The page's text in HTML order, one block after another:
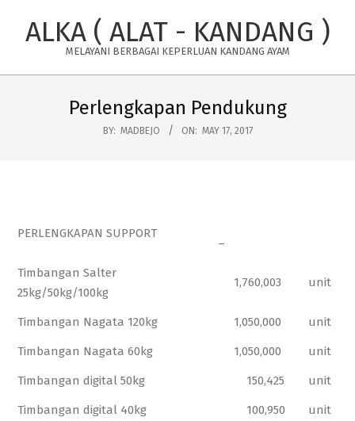
ALKA ( ALAT - KANDANG )
MELAYANI BERBAGAI KEPERLUAN KANDANG AYAM
Perlengkapan Pendukung
BY: MADBEJO ON: MAY 17, 2017
PERLENGKAPAN SUPPORT
–
Timbangan Salter
25kg/50kg/100kg
1,760,003 unit
Timbangan Nagata 120kg 1,050,000 unit
Timbangan Nagata 60kg 1,050,000 unit
Timbangan digital 50kg 150,425 unit
Timbangan digital 40kg 100,950 unit